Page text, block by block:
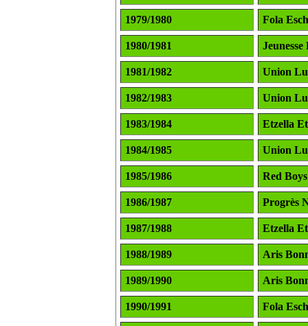
1979/1980 Fola Esch
1980/1981 Jeunesse
1981/1982 Union
1982/1983 Union
1983/1984 Etzella
1984/1985 Union
1985/1986 Red
1986/1987 Progrès
1987/1988 Etzella
1988/1989 Aris
1989/1990 Aris
1990/1991 Fola Esch